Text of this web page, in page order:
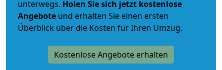
unterwegs. Holen Sie sich jetzt kostenlose
Angebote und erhalten Sie einen ersten
Überblick über die Kosten für Ihren Umzug.
Kostenlose Angebote erhalten